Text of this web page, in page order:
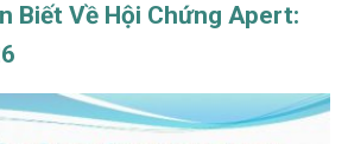
Biết Về Hội Chứng Apert: